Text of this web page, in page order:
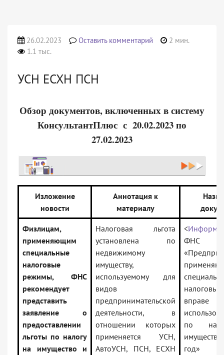
26.02.2023 Оставить комментарий
2 мин.
1.1 тыс.
УСН ЕСХН ПСН
Обзор документов, включенных в систему
КонсультантПлюс с 20.02.2023 по
27.02.2023
Изложение
новости
Аннотация к
материалу
Физлицам,
применяющим
специальные
налоговые
режимы, ФНС
рекомендует
представить
заявление о
предоставлении
льготы по налогу
на имущество и
Налоговая льгота
установлена по
недвижимому
имуществу,
используемому для
видов
предпринимательской
деятельности, в
отношении которых
применяется УСН,
АвтоУСН, ПСН, ЕСХН
<
ФНС
вправе
по
год»